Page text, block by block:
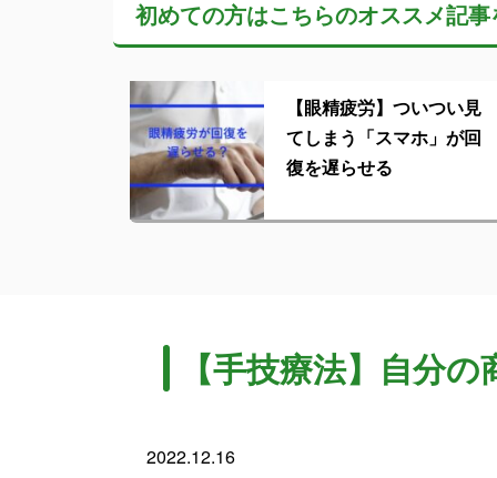
初めての方はこちらのオススメ記
【眼精疲労】ついつい見
てしまう「スマホ」が回
復を遅らせる
【手技療法】自分
2022.12.16